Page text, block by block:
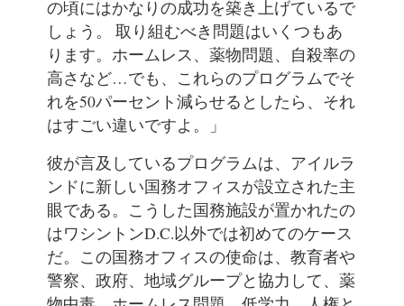
の頃にはかなりの成功を築き上げているで
しょう。 取り組むべき問題はいくつもあ
ります。ホームレス、薬物問題、自殺率の
高さなど…でも、これらのプログラムでそ
れを50パーセント減らせるとしたら、それ
はすごい違いですよ。」
彼が言及しているプログラムは、アイルラ
ンドに新しい国務オフィスが設立された主
眼である。こうした国務施設が置かれたの
はワシントンD.C.以外では初めてのケース
だ。この国務オフィスの使命は、教育者や
警察、政府、地域グループと協力して、薬